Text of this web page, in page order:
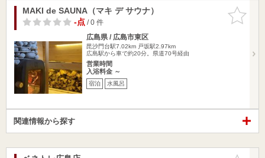
お気に入
りに追加
MAKI de SAUNA（マキ デ サウナ）
-点/ 0 件
広島県 / 広島市東区
毘沙門台駅7.02km 戸坂駅2.97km
広島駅から車で約20分。県道70号経由
営業時間
入浴料金 ～
宿泊 水風呂
関連情報から探す